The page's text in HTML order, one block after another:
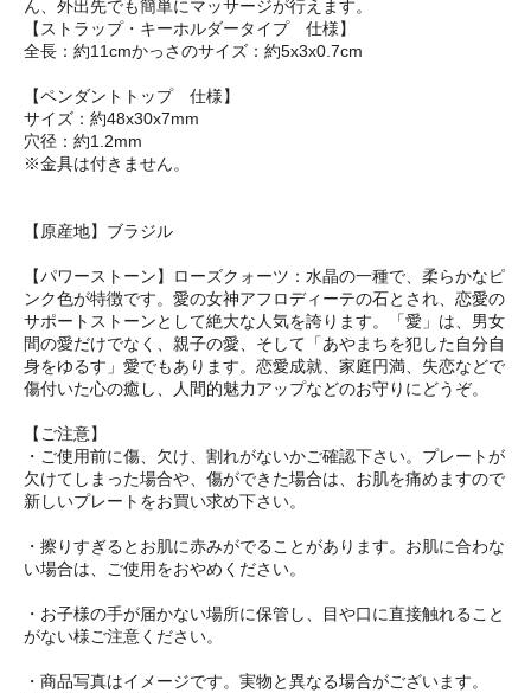
ん、外出先でも簡単にマッサージが行えます。
【ストラップ・キーホルダータイプ 仕様】
全長：約11cmかっさのサイズ：約5x3x0.7cm
【ペンダントトップ 仕様】
サイズ：約48x30x7mm
穴径：約1.2mm
※金具は付きません。
【原産地】ブラジル
【パワーストーン】ローズクォーツ：水晶の一種で、柔らかなピ
ンク色が特徴です。愛の女神アフロディーテの石とされ、恋愛の
サポートストーンとして絶大な人気を誇ります。「愛」は、男女
間の愛だけでなく、親子の愛、そして「あやまちを犯した自分自
身をゆるす」愛でもあります。恋愛成就、家庭円満、失恋などで
傷付いた心の癒し、人間的魅力アップなどのお守りにどうぞ。
【ご注意】
・ご使用前に傷、欠け、割れがないかご確認下さい。プレートが
欠けてしまった場合や、傷ができた場合は、お肌を痛めますので
新しいプレートをお買い求め下さい。
・擦りすぎるとお肌に赤みがでることがあります。お肌に合わな
い場合は、ご使用をおやめください。
・お子様の手が届かない場所に保管し、目や口に直接触れること
がない様ご注意ください。
・商品写真はイメージです。実物と異なる場合がございます。